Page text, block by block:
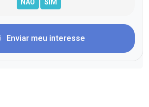
Enviar meu interesse